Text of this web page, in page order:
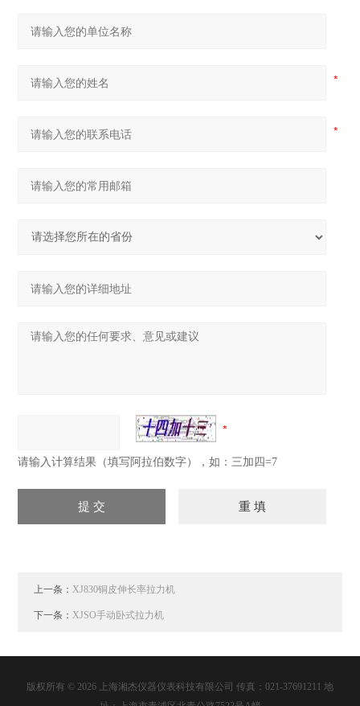
请输入计算结果（填写阿拉伯数字），如：三加四=7
上一条：XJ830铜皮伸长率拉力机
下一条：XJSO手动卧式拉力机
版权所有 © 2026 上海湘杰仪器仪表科技有限公司 传真：021-37691211 地